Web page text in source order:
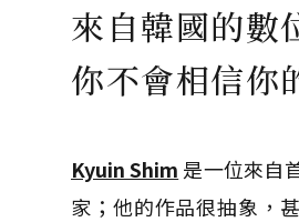
來自韓國的數
你不會相信你
Kyuin Shim 是一位來自
家；他的作品很抽象，